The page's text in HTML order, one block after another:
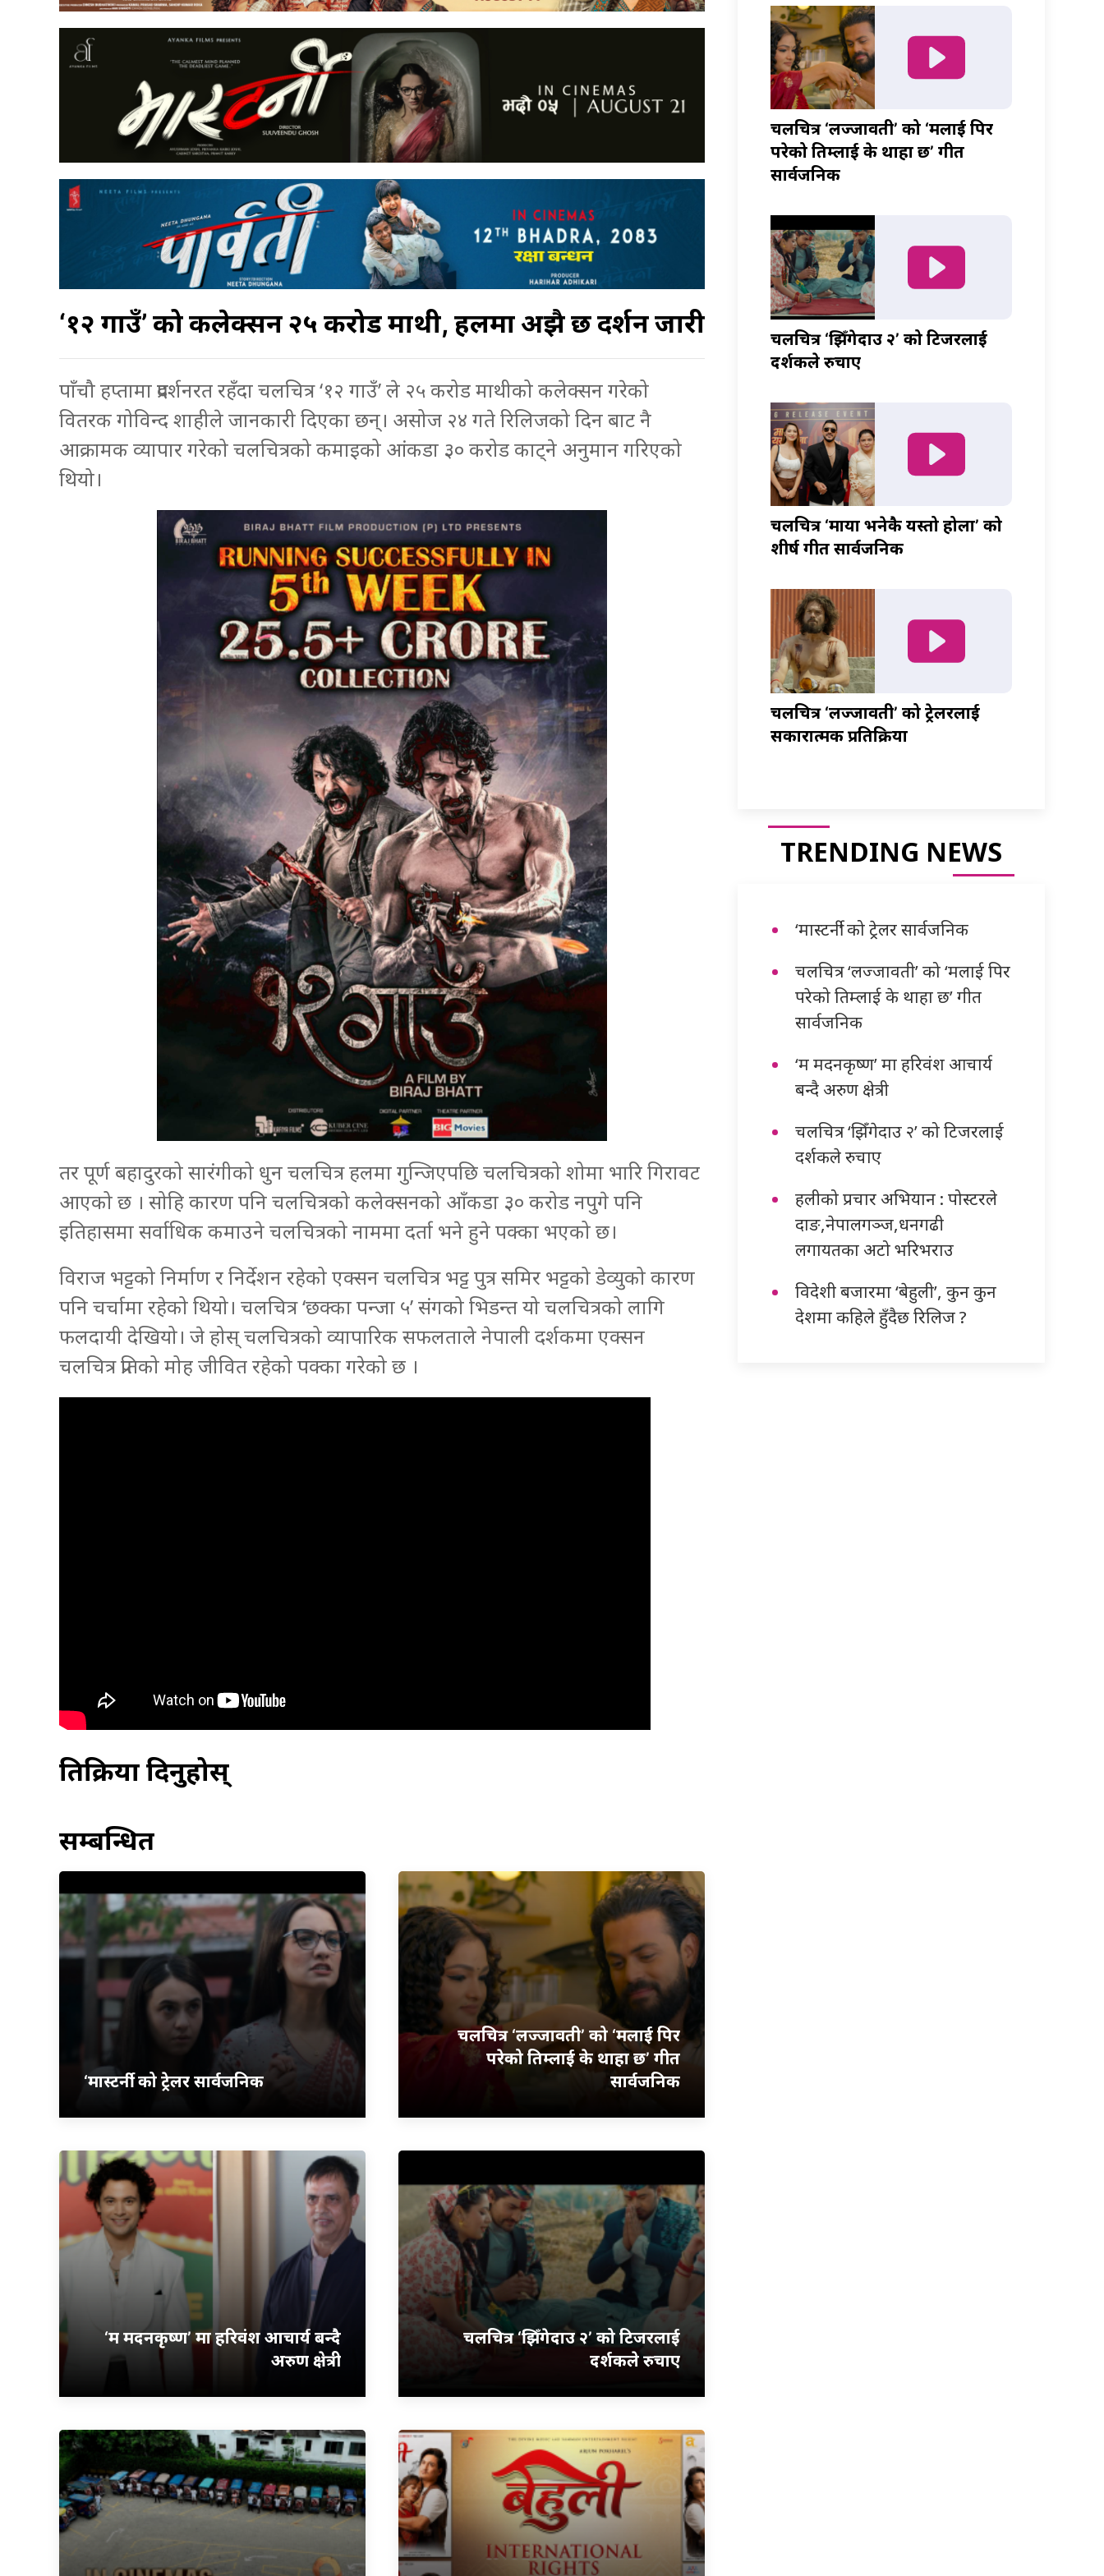
‘१२ गाउँ’ को कलेक्सन २५ करोड माथी, हलमा अझै छ प्रदर्शन जारी
पाँचौ हप्तामा प्रदर्शनरत रहँदा चलचित्र ‘१२ गाउँ’ ले २५ करोड माथीको कलेक्सन गरेको
वितरक गोविन्द शाहीले जानकारी दिएका छन्। असोज २४ गते रिलिजको दिन बाट नै
आक्रामक व्यापार गरेको चलचित्रको कमाइको आंकडा ३० करोड काट्ने अनुमान गरिएको
थियो।
तर पूर्ण बहादुरको सारंगीको धुन चलचित्र हलमा गुन्जिएपछि चलचित्रको शोमा भारि गिरावट
आएको छ । सोहि कारण पनि चलचित्रको कलेक्सनको आँकडा ३० करोड नपुगे पनि
इतिहासमा सर्वाधिक कमाउने चलचित्रको नाममा दर्ता भने हुने पक्का भएको छ।
विराज भट्टको निर्माण र निर्देशन रहेको एक्सन चलचित्र भट्ट पुत्र समिर भट्टको डेव्युको कारण
पनि चर्चामा रहेको थियो। चलचित्र ‘छक्का पन्जा ५’ संगको भिडन्त यो चलचित्रको लागि
फलदायी देखियो। जे होस् चलचित्रको व्यापारिक सफलताले नेपाली दर्शकमा एक्सन
चलचित्र प्रतिको मोह जीवित रहेको पक्का गरेको छ ।
प्रतिक्रिया दिनुहोस्
सम्बन्धित
‘मास्टर्नी’ को ट्रेलर सार्वजनिक
चलचित्र ‘लज्जावती’ को ‘मलाई पिर
परेको तिम्लाई के थाहा छ’ गीत
सार्वजनिक
‘म मदनकृष्ण’ मा हरिवंश आचार्य बन्दै
अरुण क्षेत्री
चलचित्र ‘झिँगेदाउ २’ को टिजरलाई
दर्शकले रुचाए
चलचित्र ‘लज्जावती’ को ‘मलाई पिर
परेको तिम्लाई के थाहा छ’ गीत
सार्वजनिक
चलचित्र ‘झिँगेदाउ २’ को टिजरलाई
दर्शकले रुचाए
चलचित्र ‘माया भनेकै यस्तो होला’ को
शीर्ष गीत सार्वजनिक
चलचित्र ‘लज्जावती’ को ट्रेलरलाई
सकारात्मक प्रतिक्रिया
TRENDING NEWS
‘मास्टर्नी’ को ट्रेलर सार्वजनिक
चलचित्र ‘लज्जावती’ को ‘मलाई पिर
परेको तिम्लाई के थाहा छ’ गीत
सार्वजनिक
‘म मदनकृष्ण’ मा हरिवंश आचार्य
बन्दै अरुण क्षेत्री
चलचित्र ‘झिँगेदाउ २’ को टिजरलाई
दर्शकले रुचाए
हलीको प्रचार अभियान : पोस्टरले
दाङ,नेपालगञ्ज,धनगढी
लगायतका अटो भरिभराउ
विदेशी बजारमा ‘बेहुली’, कुन कुन
देशमा कहिले हुँदैछ रिलिज ?